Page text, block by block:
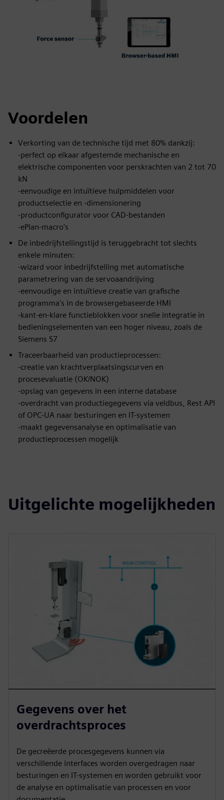
Voordelen
Verkorting van de technische tijd met 80% dankzij:
-perfect op elkaar afgestemde mechanische en
elektrische componenten voor perskrachten van 2 tot 70
kN
-eenvoudige en intuïtieve hulpmiddelen voor
productselectie en -dimensionering
-productconfigurator voor CAD-bestanden
-ePlan-macro's
De inbedrijfstellingstijd is teruggebracht tot slechts
enkele minuten:
-wizard voor inbedrijfstelling met automatische
parametrering van de servoaandrijving
-eenvoudige en intuïtieve creatie van grafische
programma's in de browsergebaseerde HMI
-kant-en-klare functieblokken voor snelle integratie in
bedieningselementen van een hoger niveau, zoals de
Siemens S7
Traceerbaarheid van productieprocessen:
-creatie van krachtverplaatsingscurven en
procesevaluatie (OK/NOK)
-opslag van gegevens in een interne database
-overdracht van productiegegevens via veldbus, Rest API
of OPC-UA naar besturingen en IT-systemen
-maakt gegevensanalyse en optimalisatie van
productieprocessen mogelijk
Uitgelichte mogelijkheden
Gegevens over het
overdrachtsproces
De gecreëerde procesgegevens kunnen via
verschillende interfaces worden overgedragen naar
besturingen en IT-systemen en worden gebruikt voor
de analyse en optimalisatie van processen en voor